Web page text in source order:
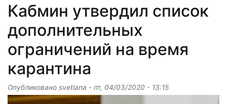
Кабмин утвердил список
дополнительных
ограничений на время
карантина
Опубликовано svetlana - пт, 04/03/2020 - 13:15